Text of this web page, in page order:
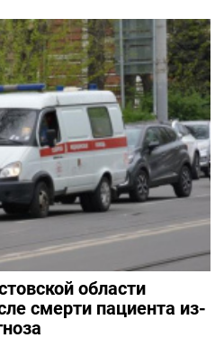
области
смерти пациента из-